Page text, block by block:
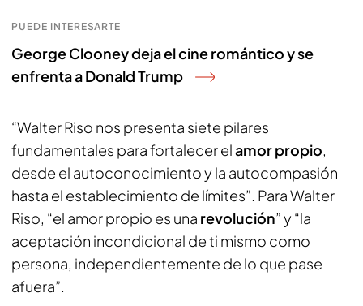
PUEDE INTERESARTE
George Clooney deja el cine romántico y se
enfrenta a Donald Trump
“Walter Riso nos presenta siete pilares
fundamentales para fortalecer elamor propio,
desde el autoconocimiento y la autocompasión
hasta el establecimiento de límites”. Para Walter
Riso, “el amor propio es una revolución” y “la
aceptación incondicional de ti mismo como
persona, independientemente de lo que pase
afuera”.